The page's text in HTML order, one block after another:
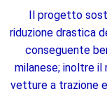
Il progetto
riduzione drastica
conseguente
milanese; inoltre
vetture a trazione